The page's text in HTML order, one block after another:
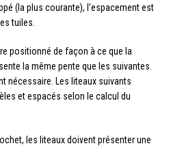
(la plus courante), l’espacement est
tuiles.
positionné de façon à ce que la
la même pente que les suivantes.
nécessaire. Les liteaux suivants
et espacés selon le calcul du
les liteaux doivent présenter une